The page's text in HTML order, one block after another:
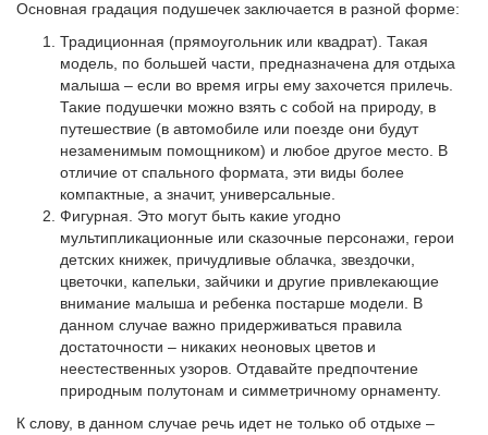
Основная градация подушечек заключается в разной форме:
Традиционная (прямоугольник или квадрат). Такая
модель, по большей части, предназначена для отдыха
малыша – если во время игры ему захочется прилечь.
Такие подушечки можно взять с собой на природу, в
путешествие (в автомобиле или поезде они будут
незаменимым помощником) и любое другое место. В
отличие от спального формата, эти виды более
компактные, а значит, универсальные.
Фигурная. Это могут быть какие угодно
мультипликационные или сказочные персонажи, герои
детских книжек, причудливые облачка, звездочки,
цветочки, капельки, зайчики и другие привлекающие
внимание малыша и ребенка постарше модели. В
данном случае важно придерживаться правила
достаточности – никаких неоновых цветов и
неестественных узоров. Отдавайте предпочтение
природным полутонам и симметричному орнаменту.
К слову, в данном случае речь идет не только об отдыхе –